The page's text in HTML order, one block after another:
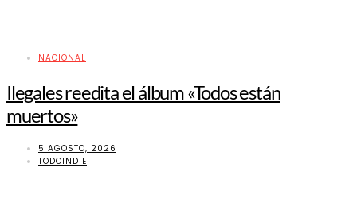
NACIONAL
Ilegales reedita el álbum «Todos están
muertos»
5 AGOSTO, 2026
TODOINDIE